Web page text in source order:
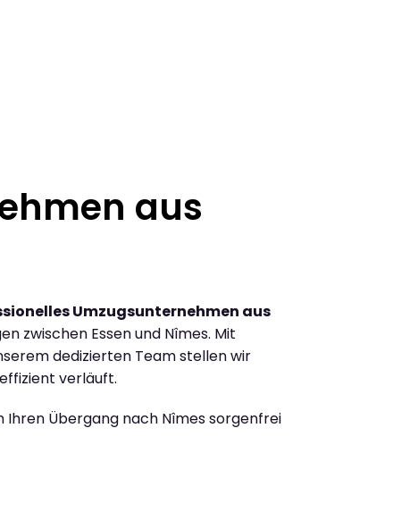
aus
Umzugsunternehmen aus
zwischen Essen und Nîmes. Mit
dedizierten Team stellen wir
verläuft.
Ihren Übergang nach Nîmes sorgenfrei